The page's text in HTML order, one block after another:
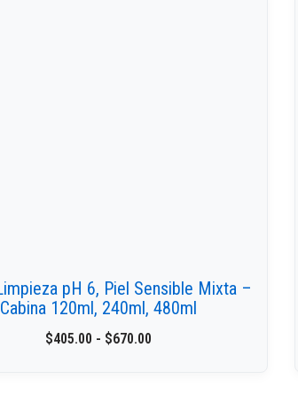
pH 6, Piel Sensible Mixta –
Cabina 120ml, 240ml, 480ml
$405.00 - $670.00